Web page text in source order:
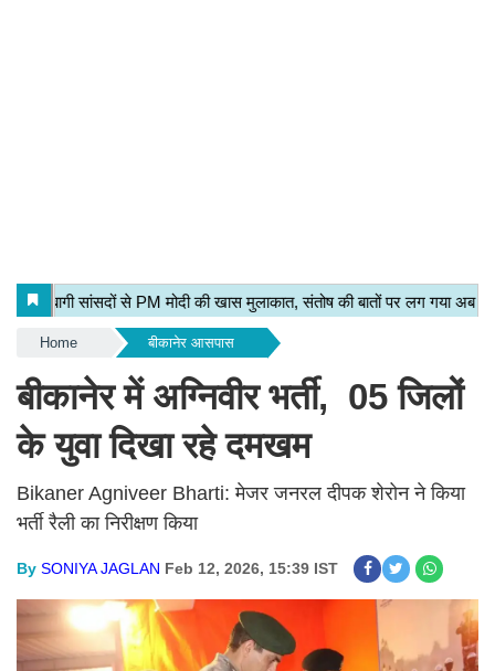
Home बीकानेर आसपास
बीकानेर में अग्निवीर भर्ती, 05 जिलों
के युवा दिखा रहे दमखम
Bikaner Agniveer Bharti: मेजर जनरल दीपक शेरोन ने किया
भर्ती रैली का निरीक्षण किया
By SONIYA JAGLAN Feb 12, 2026, 15:39 IST